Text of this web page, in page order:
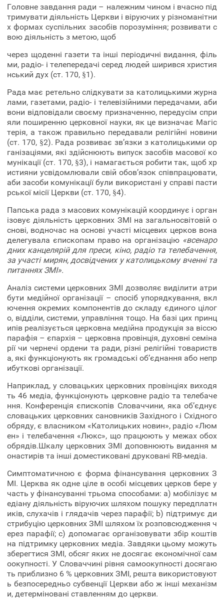
Головне завдання ради – належним чином і вчасно під
тримувати діяльність Церкви і віруючих у різноманітни
х формах суспільних засобів порозуміння; розвивати с
вою діяльність з метою, щоб
через щоденні газети та інші періодичні видання, філь
ми, радіо- і телепередачі серед людей ширився христия
нський дух (ст. 170, §1).
Рада має ретельно слідкувати за католицькими журна
лами, газетами, радіо- і телевізійними передачами, аби
вони відповідали своєму призначенню, передусім спри
яли поширенню церковної науки, як це визначає Магіс
терія, а також правильно передавали релігійні новини
(ст. 170, §2). Рада розвиває зв’язки з католицькими ор
ганізаціями, які здійснюють випуск засобів масової ко
мунікації (ст. 170, §3), і намагається робити так, щоб хр
истияни усвідомлювали свій обов’язок співпрацювати,
аби засоби комунікації були використані у справі пасти
рської місії Церкви (ст. 170, §4).
Папська рада з масових комунікацій координує і орган
ізовує діяльність церковних ЗМІ на загальносвітовій о
снові, водночас на основі участі місцевих церков вона
делегувала єпископам право на організацію «всенаро
дних канцелярій для преси, кіно, радіо тa телебачення,
за участі мирян, досвідчених у католицькому вченні та
питаннях ЗМІ».
Аналіз системи церковних ЗМІ дозволяє виділити атри
бути медійної організації – спосіб упорядкування, вкл
ючення окремих компонентів до складу єдиного цілог
о, відділи, системи, управління тощо. На базі цих принц
ипів реалізується церковна медійна продукція за віссю
парафія – єпархія – церковна провінція, духовні семіна
рії чи чернечі ордени та ради, різні релігійні товариств
а, які функціонують як громадські об’єднання або непр
ибуткові організації.
Наприклад, у словацьких церковних провінціях виходя
ть 46 медіа, функціонують церковне радіо та телебаче
ння. Конференція єпископів Словаччини, яка об’єднує
словацьких церковних сановників Західного і Східного
обряду, є власником «Католицьких новин», радіо «Люм
ен» і телебачення «Люкс», що працюють у межах обох
обрядів.Шкалу церковних ЗМІ доповнюють видання м
онастирів та інші доместиковані друковані RB-медіа.
Симптоматичною є форма фінансування церковних З
МІ. Церква як одне ціле в особі місцевих церков бере у
часть у фінансуванні трьома способами: a) мобілізує м
едіану діяльність віруючих шляхом пошуку передплатн
иків, слухачів і глядачів через парафії; b) підтримує ди
стрибуцію церковних ЗМІ шляхом їх розповсюдження ч
ерез парафії; c) допомагає організовувати збір коштів
на підтримку церковних медіа. Завдяки цьому можуть
зберегтися ЗМІ, обсяг яких не досягає економічної сам
оокупності. У Словаччині рівня самоокупності досягаю
ть приблизно 6 % церковних ЗМІ, решта використовуют
ь безпосередньо субвенції Церкви або ж інші механізм
и, детерміновані ставленням до церкви.